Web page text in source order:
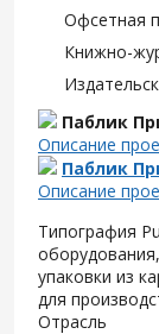
Офсетная
Книжно-
Паблик
Описание
Паблик
Описание
Типография
упаковки из
для
Отрасль